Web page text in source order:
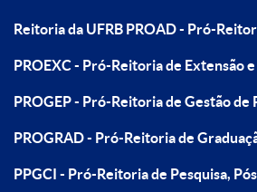
Reitoria da UFRB PROAD - Pró-
PROEXC - Pró-Reitoria de Extensão
PROGEP - Pró-Reitoria de Gestão de
PROGRAD - Pró-Reitoria de
PPGCI - Pró-Reitoria de Pesquisa,